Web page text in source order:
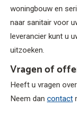
woningbouw en
naar sanitair voor
leverancier kunt u
uitzoeken.
Vragen of
Heeft u vragen
Neem dan contact